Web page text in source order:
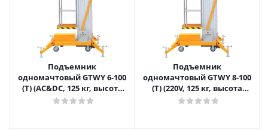
Подъемник
одномачтовый GTWY 6-100
(T) (AC&DC, 125 кг, высота
подъема 6 м) SMART в
Подъемник
одномачтовый GTWY 8-100
(T) (220V, 125 кг, высота
подъема 8 м) SMART в